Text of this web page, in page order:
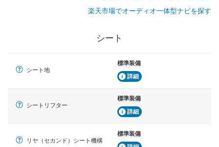
楽天市場でオーディオ一体型ナビを探す
シート
シート地
標準装備
詳細
シートリフター
標準装備
詳細
リヤ（セカンド）シート機構
標準装備